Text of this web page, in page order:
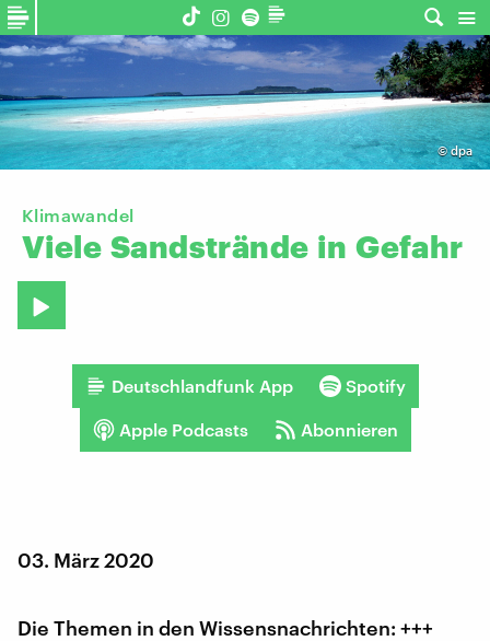
©dpa
Klimawandel
Viele Sandstrände in Gefahr
Deutschlandfunk App Spotify
Apple Podcasts Abonnieren
03. März 2020
Die Themen in den Wissensnachrichten: +++